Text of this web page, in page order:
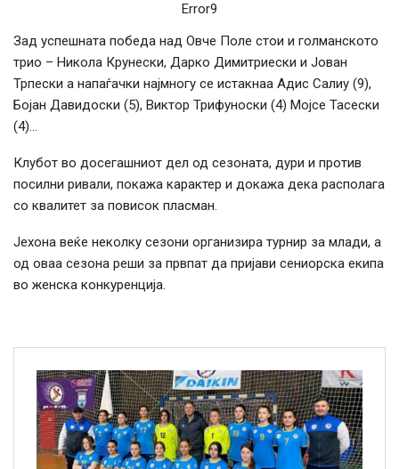
Error9
Зад успешната победа над Овче Поле стои и голманското
трио – Никола Крунески, Дарко Димитриески и Јован
Трпески а напаѓачки најмногу се истакнаа Адис Салиу (9),
Бојан Давидоски (5), Виктор Трифуноски (4) Мојсе Тасески
(4)…
Клубот во досегашниот дел од сезоната, дури и против
посилни ривали, покажа карактер и докажа дека располага
со квалитет за повисок пласман.
Јехона веќе неколку сезони организира турнир за млади, а
од оваа сезона реши за првпат да пријави сениорска екипа
во женска конкуренција.